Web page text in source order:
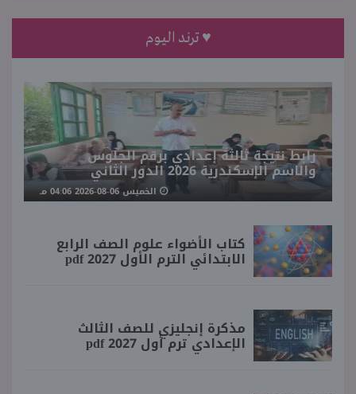
♥ ترند اليوم
رابط نتيجة ثالثة إعدادي برقم الجلوس
والاسم الإسكندرية 2026 الدور الثاني
الخميس 06-08-2026 04:06 مـ
كتاب الأضواء علوم الصف الرابع
الابتدائي الترم الأول 2027 pdf
مذكرة إنجليزي للصف الثالث
الإعدادي ترم أول 2027 pdf